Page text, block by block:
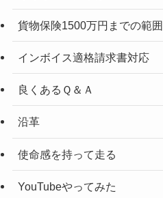
貨物保険1500万円までの範囲
インボイス適格請求書対応
良くあるＱ＆Ａ
沿革
使命感を持って走る
YouTubeやってみた